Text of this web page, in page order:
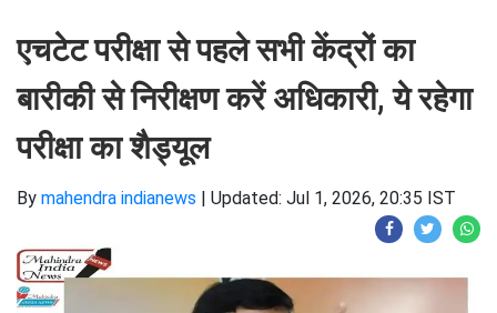
एचटेट परीक्षा से पहले सभी केंद्रों का
बारीकी से निरीक्षण करें अधिकारी, ये रहेगा
परीक्षा का शैड्यूल
By mahendra indianews | Updated: Jul 1, 2026, 20:35 IST